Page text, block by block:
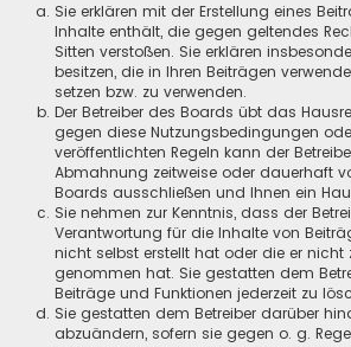
Sie erklären mit der Erstellung eines
Inhalte enthält, die gegen geltendes
Sitten verstoßen. Sie erklären
besitzen, die in Ihren Beiträgen
setzen bzw. zu verwenden.
Der Betreiber des Boards übt das
gegen diese Nutzungsbedingungen
veröffentlichten Regeln kann der
Abmahnung zeitweise oder dauerhaft
Boards ausschließen und Ihnen ein
Sie nehmen zur Kenntnis, dass der
Verantwortung für die Inhalte von
nicht selbst erstellt hat oder die er nicht
genommen hat. Sie gestatten dem
Beiträge und Funktionen jederzeit zu
Sie gestatten dem Betreiber darüber
abzuändern, sofern sie gegen o. g.